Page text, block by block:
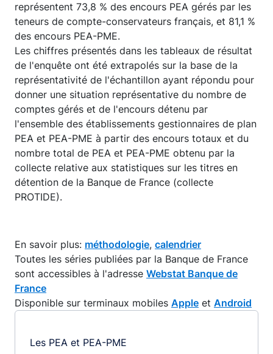
représentent 73,8 % des encours PEA gérés par les
teneurs de compte-conservateurs français, et 81,1 %
des encours PEA-PME.
Les chiffres présentés dans les tableaux de résultat
de l'enquête ont été extrapolés sur la base de la
représentativité de l'échantillon ayant répondu pour
donner une situation représentative du nombre de
comptes gérés et de l'encours détenu par
l'ensemble des établissements gestionnaires de plan
PEA et PEA-PME à partir des encours totaux et du
nombre total de PEA et PEA-PME obtenu par la
collecte relative aux statistiques sur les titres en
détention de la Banque de France (collecte
PROTIDE).
En savoir plus: méthodologie, calendrier
Toutes les séries publiées par la Banque de France
sont accessibles à l'adresse Webstat Banque de
France
Disponible sur terminaux mobiles Apple et Android
Les PEA et PEA-PME